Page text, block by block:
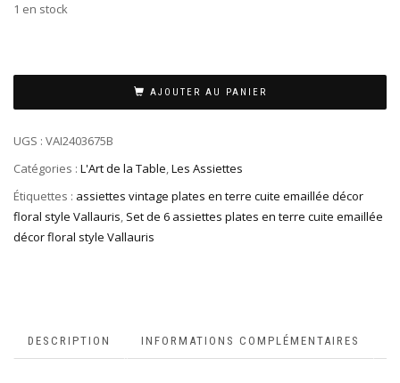
1 en stock
AJOUTER AU PANIER
UGS : VAI2403675B
Catégories : L'Art de la Table,Les Assiettes
Étiquettes : assiettes vintage plates en terre cuite emaillée décor
floral style Vallauris, Set de 6 assiettes plates en terre cuite emaillée
décor floral style Vallauris
DESCRIPTION INFORMATIONS COMPLÉMENTAIRES